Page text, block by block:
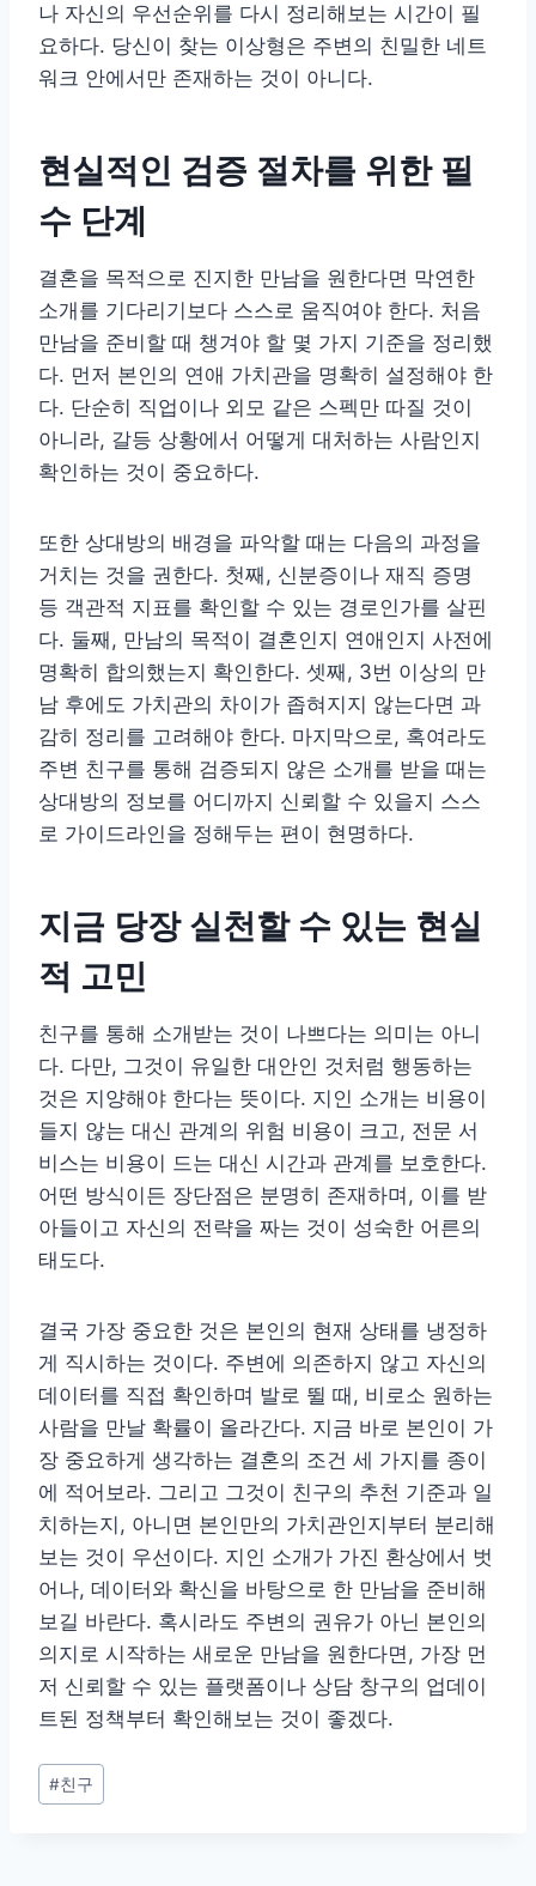
나 자신의 우선순위를 다시 정리해보는 시간이 필
요하다. 당신이 찾는 이상형은 주변의 친밀한 네트
워크 안에서만 존재하는 것이 아니다.
현실적인 검증 절차를 위한 필
수 단계
결혼을 목적으로 진지한 만남을 원한다면 막연한
소개를 기다리기보다 스스로 움직여야 한다. 처음
만남을 준비할 때 챙겨야 할 몇 가지 기준을 정리했
다. 먼저 본인의 연애 가치관을 명확히 설정해야 한
다. 단순히 직업이나 외모 같은 스펙만 따질 것이
아니라, 갈등 상황에서 어떻게 대처하는 사람인지
확인하는 것이 중요하다.
또한 상대방의 배경을 파악할 때는 다음의 과정을
거치는 것을 권한다. 첫째, 신분증이나 재직 증명
등 객관적 지표를 확인할 수 있는 경로인가를 살핀
다. 둘째, 만남의 목적이 결혼인지 연애인지 사전에
명확히 합의했는지 확인한다. 셋째, 3번 이상의 만
남 후에도 가치관의 차이가 좁혀지지 않는다면 과
감히 정리를 고려해야 한다. 마지막으로, 혹여라도
주변 친구를 통해 검증되지 않은 소개를 받을 때는
상대방의 정보를 어디까지 신뢰할 수 있을지 스스
로 가이드라인을 정해두는 편이 현명하다.
지금 당장 실천할 수 있는 현실
적 고민
친구를 통해 소개받는 것이 나쁘다는 의미는 아니
다. 다만, 그것이 유일한 대안인 것처럼 행동하는
것은 지양해야 한다는 뜻이다. 지인 소개는 비용이
들지 않는 대신 관계의 위험 비용이 크고, 전문 서
비스는 비용이 드는 대신 시간과 관계를 보호한다.
어떤 방식이든 장단점은 분명히 존재하며, 이를 받
아들이고 자신의 전략을 짜는 것이 성숙한 어른의
태도다.
결국 가장 중요한 것은 본인의 현재 상태를 냉정하
게 직시하는 것이다. 주변에 의존하지 않고 자신의
데이터를 직접 확인하며 발로 뛸 때, 비로소 원하는
사람을 만날 확률이 올라간다. 지금 바로 본인이 가
장 중요하게 생각하는 결혼의 조건 세 가지를 종이
에 적어보라. 그리고 그것이 친구의 추천 기준과 일
치하는지, 아니면 본인만의 가치관인지부터 분리해
보는 것이 우선이다. 지인 소개가 가진 환상에서 벗
어나, 데이터와 확신을 바탕으로 한 만남을 준비해
보길 바란다. 혹시라도 주변의 권유가 아닌 본인의
의지로 시작하는 새로운 만남을 원한다면, 가장 먼
저 신뢰할 수 있는 플랫폼이나 상담 창구의 업데이
트된 정책부터 확인해보는 것이 좋겠다.
Post
Tags:
#친구